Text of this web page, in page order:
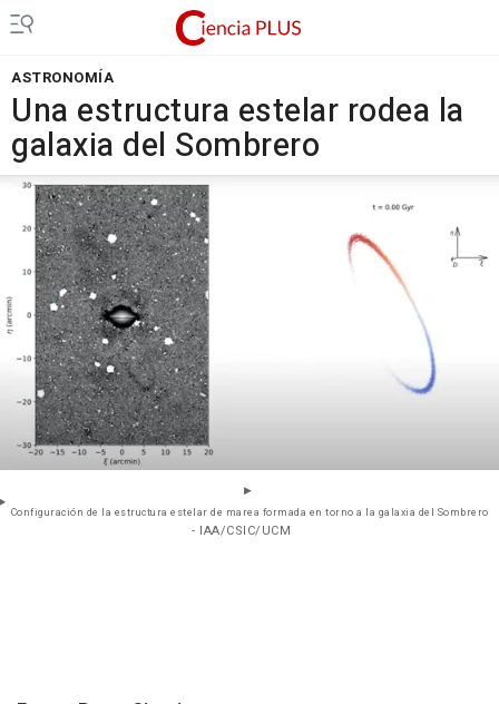
ASTRONOMÍA
Una estructura estelar rodea la
galaxia del Sombrero
Configuración de la estructura estelar de marea formada en torno a la galaxia del Sombrero
- IAA/CSIC/UCM